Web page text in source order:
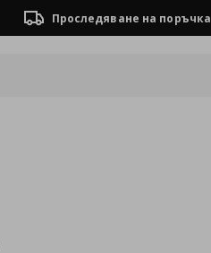
Проследяване на поръчка